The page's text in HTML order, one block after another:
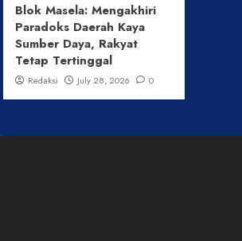
Blok Masela: Mengakhiri
Paradoks Daerah Kaya
Sumber Daya, Rakyat
Tetap Tertinggal
Redaksi July 28, 2026 0